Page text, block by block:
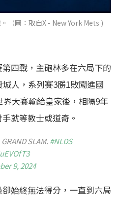
（圖：取自X - New York Mets )
四戰，主砲林多在六局下的
人，系列賽3勝1敗闖進國
大賽輸給皇家後，相隔9年
就等教士或道奇。
SLAM. #NLDS
9, 2024
始終無法得分，一直到六局